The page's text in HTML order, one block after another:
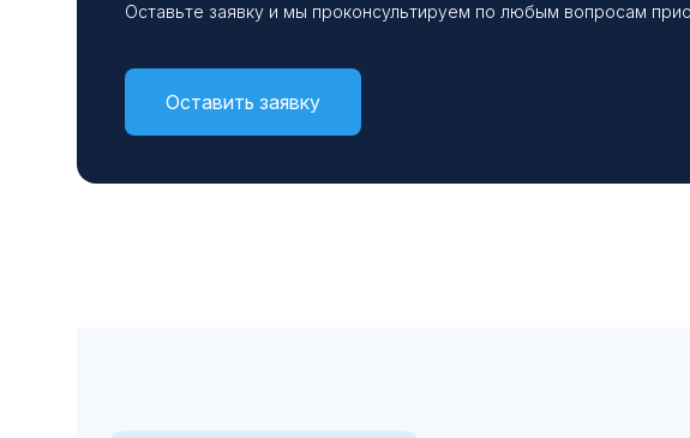
Оставьте заявку и мы проконсультируем по любым вопросам
Оставить заявку